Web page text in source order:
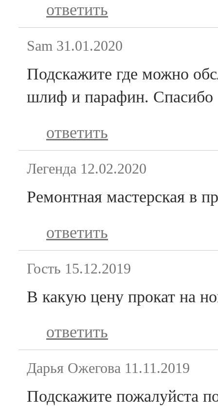
ответить
Sam 31.01.2020
Подскажите где можно
шлиф и парафин. Спасибо
ответить
Легенда 12.02.2020
Ремонтная мастерская в
ответить
Гость 15.12.2019
В какую цену прокат на
ответить
Дарья Ожегова 11.11.2019
Подскажите пожалуйста